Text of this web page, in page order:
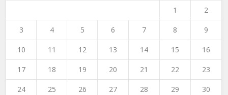
1 2
3 4 5 6 7 8 9
10 11 12 13 14 15 16
17 18 19 20 21 22 23
24 25 26 27 28 29 30